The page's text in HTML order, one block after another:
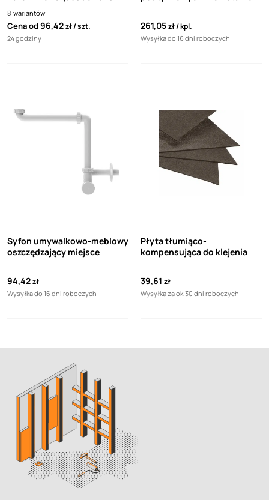
BOTAMENT RK (1 sztuka)
8 wariantów
Cena od96,42zł szt.
24 godziny
261,05zł kpl.
Wysyłka do 16 dni roboczych
Syfon umywalkowo-meblowy
oszczędzający miejsce
94,42zł
Wysyłka do 16 dni roboczych
Płyta tłumiąco-
kompensująca do klejenia
BOTAMENT TE 1000x600x6
mm
39,61 zł
Wysyłka za ok.30 dni roboczych